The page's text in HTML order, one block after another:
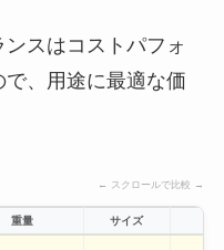
スはコストパフォ
、用途に最適な価
← スクロールで比較 →
重量 サイズ